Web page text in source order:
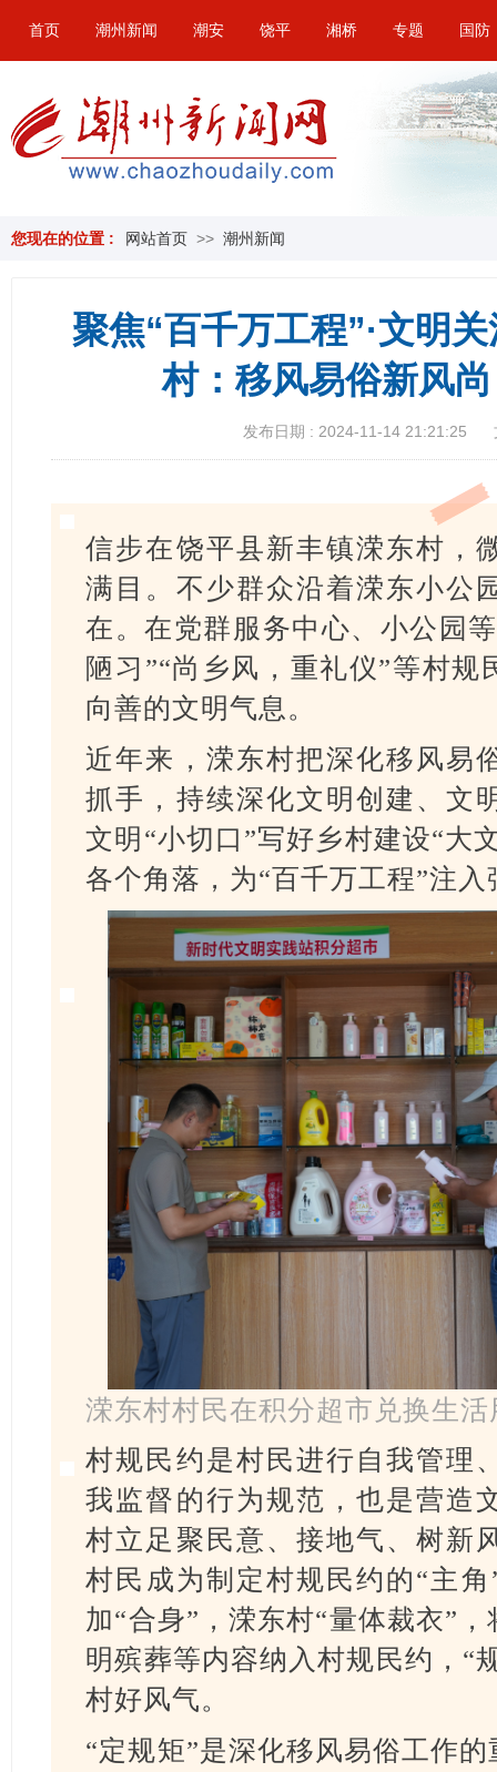
首页 潮州新闻 潮安 饶平 湘桥 专题 国防
您现在的位置 : 网站首页 >> 潮州新闻
聚焦“百千万工程”·文明
村：移风易俗新风
发布日期 : 2024-11-14 21:21:25
信步在饶平县新丰镇溁东村，
满目。不少群众沿着溁东小公
在。在党群服务中心、小公园
陋习”“尚乡风，重礼仪”等村
向善的文明气息。
近年来，溁东村把深化移风易
抓手，持续深化文明创建、文
文明“小切口”写好乡村建设“大
各个角落，为“百千万工程”注
溁东村村民在积分超市兑换生活
村规民约是村民进行自我管理
我监督的行为规范，也是营造
村立足聚民意、接地气、树新
村民成为制定村规民约的“主
加“合身”，溁东村“量体裁衣”
明殡葬等内容纳入村规民约，“
村好风气。
“定规矩”是深化移风易俗工作